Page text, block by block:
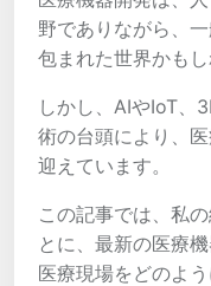
野でありながら、
包まれた世界かもし
しかし、AIやIoT、
術の台頭により、
迎えています。
この記事では、私
とに、最新の医療
医療現場をどのよ